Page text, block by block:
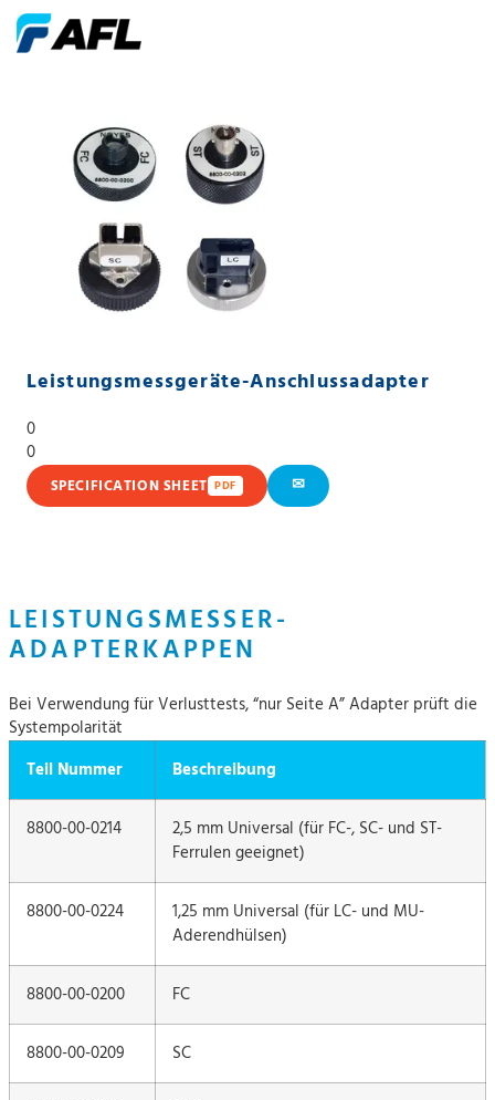
Leistungsmessgeräte-Anschlussadapter
0
0
SPECIFICATION SHEET PDF ✉
LEISTUNGSMESSER-
ADAPTERKAPPEN
Bei Verwendung für Verlusttests, “nur Seite A” Adapter prüft die
Systempolarität
Teil Nummer
Beschreibung
8800-00-0214
2,5 mm Universal (für FC-, SC- und ST-
Ferrulen geeignet)
8800-00-0224
1,25 mm Universal (für LC- und MU-
Aderendhülsen)
8800-00-0200 FC
8800-00-0209 SC